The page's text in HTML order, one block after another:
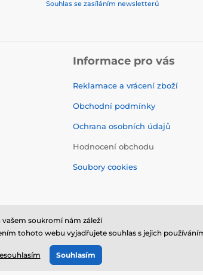
Souhlas se zasíláním newsletterů
Informace pro vás
Reklamace a vrácení zboží
Obchodní podmínky
Ochrana osobních údajů
Hodnocení obchodu
Soubory cookies
⦁ E-shop vytvořilaSIMPLIA.cz
vašem soukromí nám záleží
tohoto webu vyjadřujete souhlas s jejich
Souhlasím